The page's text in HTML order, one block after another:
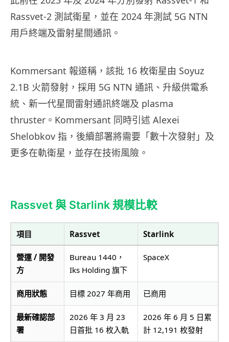
Rassvet-2 測試衛星，並在 2024 年測試 5G NTN
用戶終端及雷射星間通訊。
Kommersant 報道稱，該批 16 枚衛星由 Soyuz
2.1B 火箭發射，採用 5G NTN 通訊、升級供電系
統、新一代星間雷射通訊終端及 plasma
thruster。Kommersant 同時引述 Alexei
Shelobkov 指，後續部署將需要「數十次發射」及
更多在軌衛星，並存在技術風險。
Rassvet 與 Starlink 規模比較
項目 Rassvet Starlink
營運 / 開發
方
Bureau 1440，
Iks Holding 旗下
SpaceX
商用狀態 目標 2027 年商用 已商用
最新確認部
署
2026 年 3 月 23
日首批 16 枚入軌
2026 年 6 月 5 日累
計 12,191 枚發射